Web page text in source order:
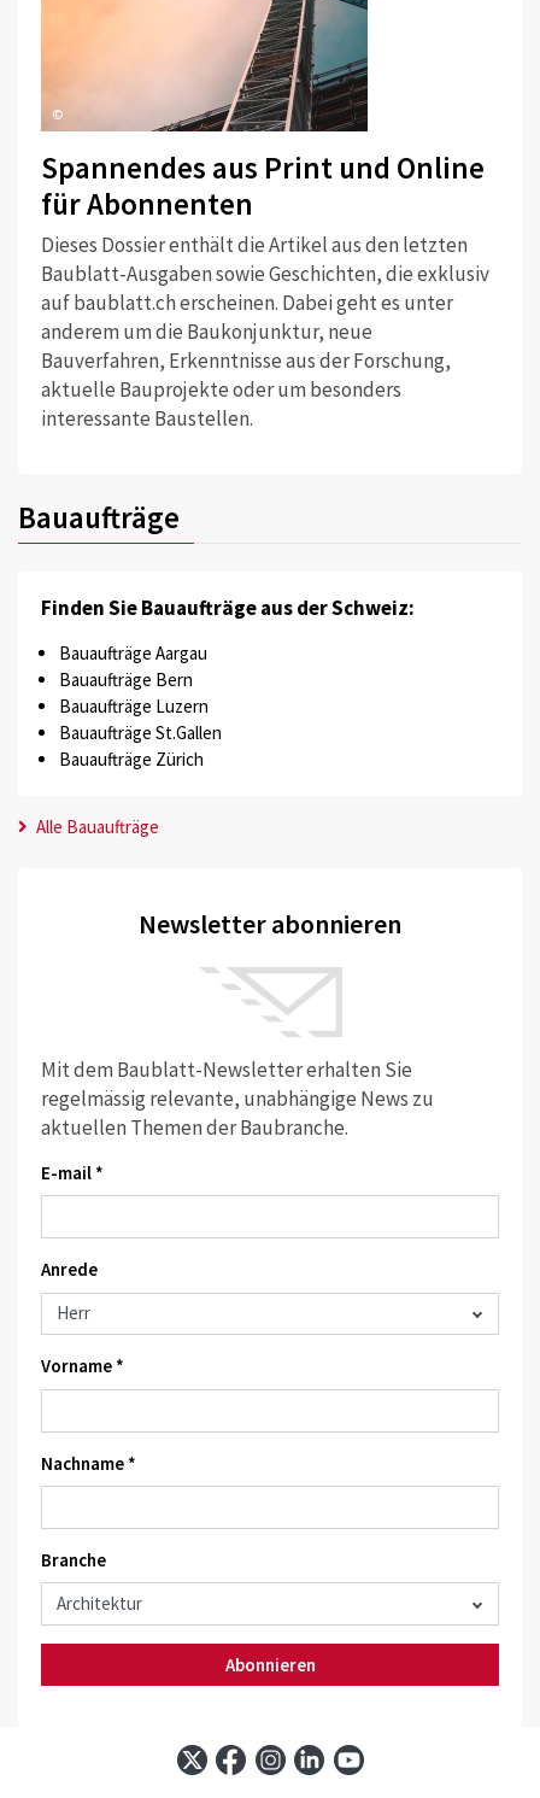
©
Spannendes aus Print und Online
für Abonnenten
Dieses Dossier enthält die Artikel aus den letzten
Baublatt-Ausgaben sowie Geschichten, die exklusiv
auf baublatt.ch erscheinen. Dabei geht es unter
anderem um die Baukonjunktur, neue
Bauverfahren, Erkenntnisse aus der Forschung,
aktuelle Bauprojekte oder um besonders
interessante Baustellen.
Bauaufträge
Finden Sie Bauaufträge aus der Schweiz:
Bauaufträge Aargau
Bauaufträge Bern
Bauaufträge Luzern
Bauaufträge St.Gallen
Bauaufträge Zürich
Alle Bauaufträge
Newsletter abonnieren
Mit dem Baublatt-Newsletter erhalten Sie
regelmässig relevante, unabhängige News zu
aktuellen Themen der Baubranche.
E-mail *
Anrede
Vorname *
Nachname *
Branche
Abonnieren